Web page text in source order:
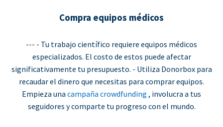
Compra equipos médicos
--- - Tu trabajo científico requiere equipos médicos
especializados. El costo de estos puede afectar
significativamente tu presupuesto. - Utiliza Donorbox para
recaudar el dinero que necesitas para comprar equipos.
Empieza una campaña crowdfunding , involucra a tus
seguidores y comparte tu progreso con el mundo.